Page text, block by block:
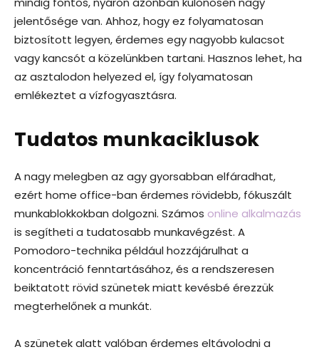
jelentősége van. Ahhoz, hogy ez folyamatosan
biztosított legyen, érdemes egy nagyobb kulacsot
vagy kancsót a közelünkben tartani. Hasznos lehet, ha
az asztalodon helyezed el, így folyamatosan
emlékeztet a vízfogyasztásra.
Tudatos munkaciklusok
A nagy melegben az agy gyorsabban elfáradhat,
ezért home office-ban érdemes rövidebb, fókuszált
munkablokkokban dolgozni. Számos online alkalmazás
is segítheti a tudatosabb munkavégzést. A
Pomodoro-technika például hozzájárulhat a
koncentráció fenntartásához, és a rendszeresen
beiktatott rövid szünetek miatt kevésbé érezzük
megterhelőnek a munkát.
A szünetek alatt valóban érdemes eltávolodni a